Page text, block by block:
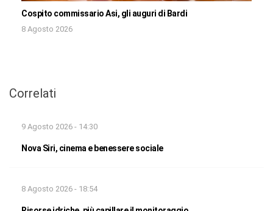
Cospito commissario Asi, gli auguri di Bardi
8 Agosto 2026
Correlati
9 Agosto 2026 - 14:30
Nova Siri, cinema e benessere sociale
8 Agosto 2026 - 18:54